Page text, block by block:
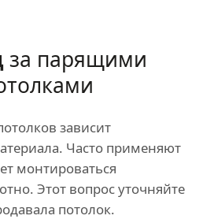
за парящими
зависит
Часто применяют
монтироваться
Этот вопрос уточняйте
потолок.